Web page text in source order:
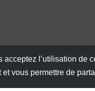
l’utilisation
vous permettre de